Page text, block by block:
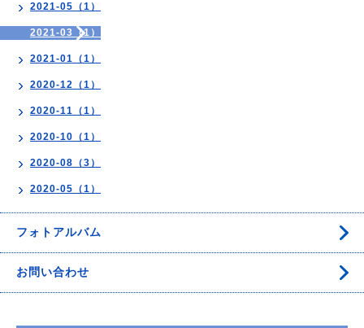
2021-05（1）
2021-03（1）
2021-01（1）
2020-12（1）
2020-11（1）
2020-10（1）
2020-08（3）
2020-05（1）
フォトアルバム
お問い合わせ